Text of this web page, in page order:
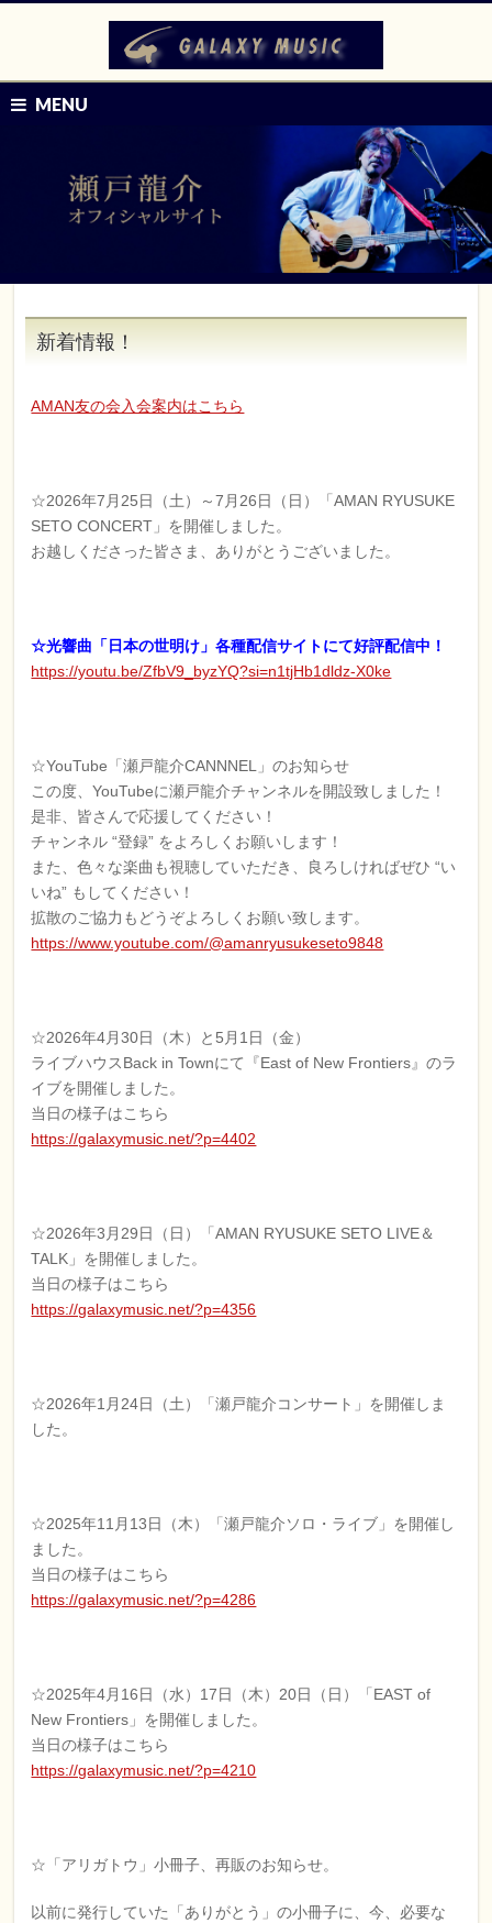
MENU
新着情報！
AMAN友の会入会案内はこちら
☆2026年7月25日（土）～7月26日（日）「AMAN RYUSUKE
SETO CONCERT」を開催しました。
お越しくださった皆さま、ありがとうございました。
☆光響曲「日本の世明け」各種配信サイトにて好評配信中！
https://youtu.be/ZfbV9_byzYQ?si=n1tjHb1dldz-X0ke
☆YouTube「瀬戸龍介CANNNEL」のお知らせ
この度、YouTubeに瀬戸龍介チャンネルを開設致しました！
是非、皆さんで応援してください！
チャンネル “登録” をよろしくお願いします！
また、色々な楽曲も視聴していただき、良ろしければぜひ “い
いね” もしてください！
拡散のご協力もどうぞよろしくお願い致します。
https://www.youtube.com/@amanryusukeseto9848
☆2026年4月30日（木）と5月1日（金）
ライブハウスBack in Townにて『East of New Frontiers』のラ
イブを開催しました。
当日の様子はこちら
https://galaxymusic.net/?p=4402
☆2026年3月29日（日）「AMAN RYUSUKE SETO LIVE＆
TALK」を開催しました。
当日の様子はこちら
https://galaxymusic.net/?p=4356
☆2026年1月24日（土）「瀬戸龍介コンサート」を開催しま
した。
☆2025年11月13日（木）「瀬戸龍介ソロ・ライブ」を開催し
ました。
当日の様子はこちら
https://galaxymusic.net/?p=4286
☆2025年4月16日（水）17日（木）20日（日）「EAST of
New Frontiers」を開催しました。
当日の様子はこちら
https://galaxymusic.net/?p=4210
☆「アリガトウ」小冊子、再販のお知らせ。
以前に発行していた「ありがとう」の小冊子に、今、必要な